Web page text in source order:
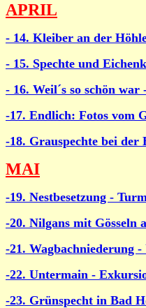
APRIL
- 14. Kleiber an der
- 15. Spechte und
- 16. Weil´s so schön
-17. Endlich: Fotos vom
-18. Grauspechte bei
MAI
-19. Nestbesetzung -
-20. Nilgans mit Gösseln
-21. Wagbachniederung
-22. Untermain -
-23. Grünspecht in Bad